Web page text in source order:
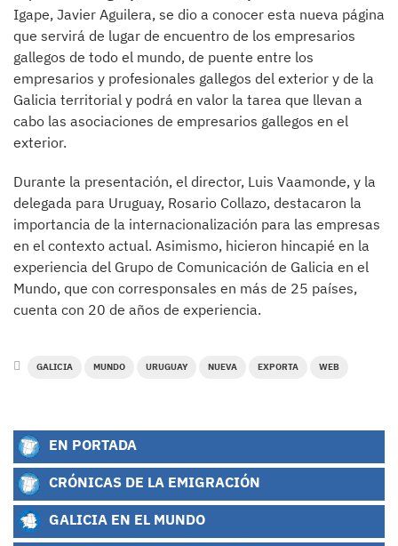
Igape, Javier Aguilera, se dio a conocer esta nueva página
que servirá de lugar de encuentro de los empresarios
gallegos de todo el mundo, de puente entre los
empresarios y profesionales gallegos del exterior y de la
Galicia territorial y podrá en valor la tarea que llevan a
cabo las asociaciones de empresarios gallegos en el
exterior.
Durante la presentación, el director, Luis Vaamonde, y la
delegada para Uruguay, Rosario Collazo, destacaron la
importancia de la internacionalización para las empresas
en el contexto actual. Asimismo, hicieron hincapié en la
experiencia del Grupo de Comunicación de Galicia en el
Mundo, que con corresponsales en más de 25 países,
cuenta con 20 de años de experiencia.
GALICIA MUNDO URUGUAY NUEVA EXPORTA WEB
EN PORTADA
CRÓNICAS DE LA EMIGRACIÓN
GALICIA EN EL MUNDO